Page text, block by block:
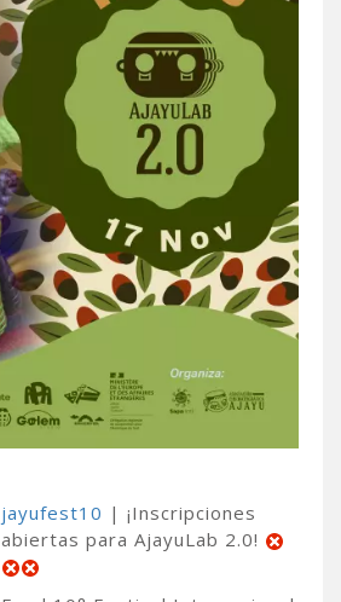
jayufest10 | ¡Inscripciones
abiertas para AjayuLab 2.0!